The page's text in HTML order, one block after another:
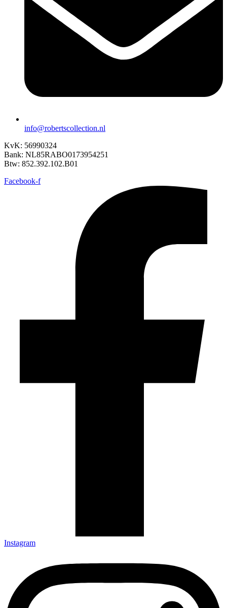
info@robertscollection.nl
KvK: 56990324
Bank: NL85RABO0173954251
Btw: 852.392.102.B01
Facebook-f
Instagram